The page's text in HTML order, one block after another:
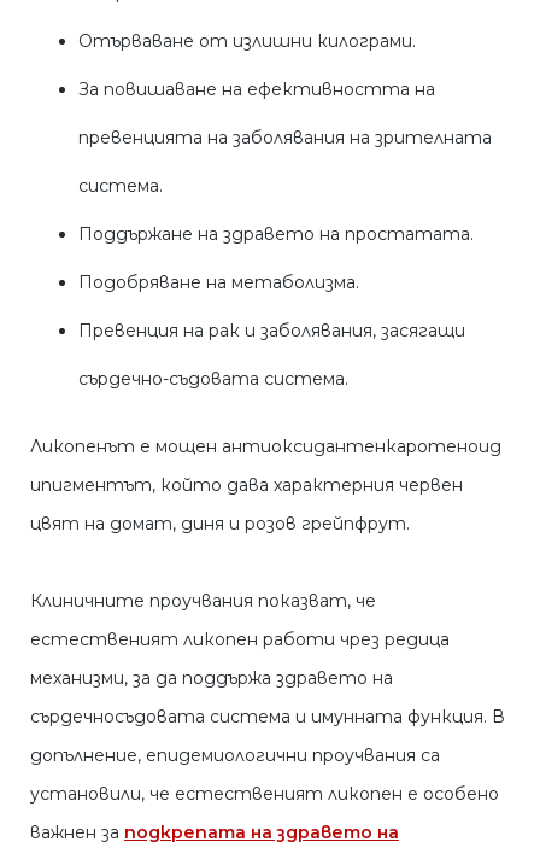
Отърваване от излишни килограми.
За повишаване на ефективността на
превенцията на заболявания на зрителната
система.
Поддържане на здравето на простатата.
Подобряване на метаболизма.
Превенция на рак и заболявания, засягащи
сърдечно-съдовата система.
Ликопенът е мощен антиоксидантенкаротеноид
ипигментът, който дава характерния червен
цвят на домат, диня и розов грейпфрут.
Клиничните проучвания показват, че
естественият ликопен работи чрез редица
механизми, за да поддържа здравето на
сърдечносъдовата система и имунната функция. В
допълнение, епидемиологични проучвания са
установили, че естественият ликопен е особено
важнен за подкрепата на здравето на